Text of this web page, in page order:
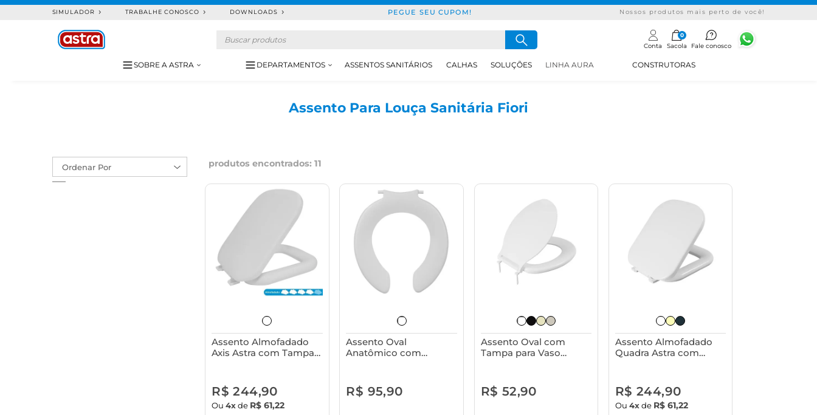
SIMULADOR TRABALHE CONOSCO DOWNLOADS PEGUE SEU CUPOM! Nossos produtos mais perto de você!
SOBRE A ASTRA DEPARTAMENTOS ASSENTOS SANITÁRIOS CALHAS SOLUÇÕES LINHA AURA CONSTRUTORAS
Conta
0
Sacola Fale conosco
Assento Para Louça Sanitária Fiori
Ordenar Por produtos encontrados: 11
Assento Almofadado
Axis Astra com Tampa
R$ 244,90
Ou4xde R$ 61,22
Assento Oval
Anatômico com
Sanitário Astra
R$ 95,90
Assento Oval com
Tampa para Vaso
R$ 52,90
Assento Almofadado
Quadra Astra com
Icasa
R$ 244,90
Ou 4xde R$ 61,22